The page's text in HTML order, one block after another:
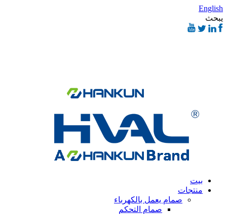
English
يبحث
بيت
منتجات
صمام يعمل بالكهرباء
صمام التحكم